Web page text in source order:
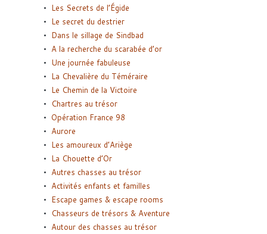
Les Secrets de l’Égide
Le secret du destrier
Dans le sillage de Sindbad
A la recherche du scarabée d’or
Une journée fabuleuse
La Chevalière du Téméraire
Le Chemin de la Victoire
Chartres au trésor
Opération France 98
Aurore
Les amoureux d’Ariège
La Chouette d’Or
Autres chasses au trésor
Activités enfants et familles
Escape games & escape rooms
Chasseurs de trésors & Aventure
Autour des chasses au trésor